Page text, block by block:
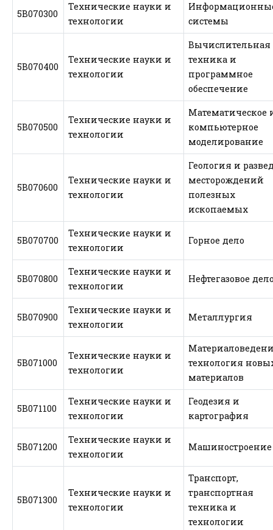
5В070300
Технические науки и
технологии
системы
5В070400
Технические науки и
технологии
Вычислительная
техника и
программное
обеспечение
5В070500
Технические науки и
технологии
Математическое
компьютерное
моделирование
5В070600
Технические науки и
технологии
Геология и
месторождений
полезных
ископаемых
5В070700
Технические науки и
технологии
Горное дело
5В070800
Технические науки и
технологии
Нефтегазовое
5В070900
Технические науки и
технологии
Металлургия
5В071000
Технические науки и
технологии
технология
материалов
5В071100
Технические науки и
технологии
Геодезия и
картография
5В071200
Технические науки и
технологии
Машиностроение
5В071300
Технические науки и
технологии
Транспорт,
транспортная
техника и
технологии